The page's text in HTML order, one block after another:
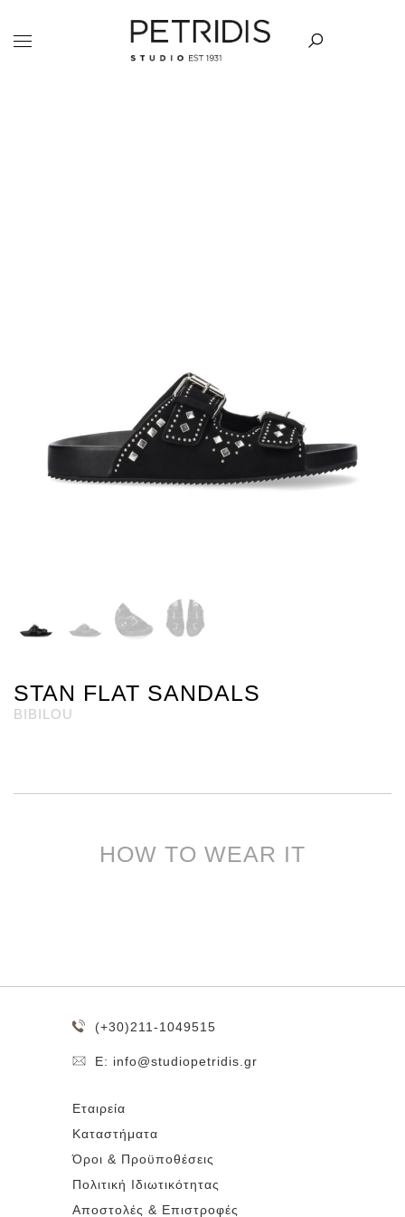
STAN FLAT SANDALS
BIBILOU
HOW TO WEAR IT
(+30)211-1049515
E: info@studiopetridis.gr
Εταιρεία
Καταστήματα
Όροι & Προϋποθέσεις
Πολιτική Ιδιωτικότητας
Αποστολές & Επιστροφές